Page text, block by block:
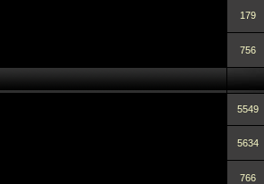
179
756
5549
5634
766